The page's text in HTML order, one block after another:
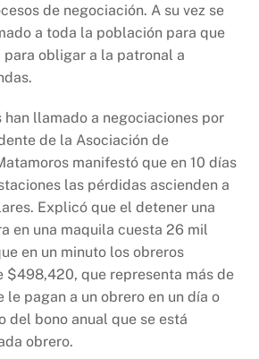
de negociación. A su vez se
a toda la población para que
para obligar a la patronal a
han llamado a negociaciones por
de la Asociación de
manifestó que en 10 días
las pérdidas ascienden a
Explicó que el detener una
en una maquila cuesta 26 mil
en un minuto los obreros
$498,420, que representa más de
le pagan a un obrero en un día o
del bono anual que se está
obrero.